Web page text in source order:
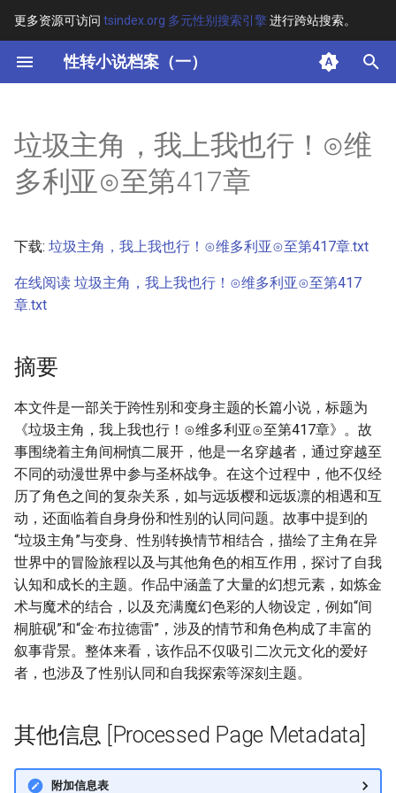
更多资源可访问 tsindex.org 多元性别搜索引擎进行跨站搜索。
性转小说档案（一）
键
开
始
索
其他信息 [Processed Page
Metadata]
垃圾主角，我上我也行！⊙维
多利亚⊙至第417章
下载: 垃圾主角，我上我也行！⊙维多利亚⊙至第417章.txt
在线阅读 垃圾主角，我上我也行！⊙维多利亚⊙至第417
章.txt
摘要
本文件是一部关于跨性别和变身主题的长篇小说，标题为
《垃圾主角，我上我也行！⊙维多利亚⊙至第417章》。故
事围绕着主角间桐慎二展开，他是一名穿越者，通过穿越至
不同的动漫世界中参与圣杯战争。在这个过程中，他不仅经
历了角色之间的复杂关系，如与远坂樱和远坂凛的相遇和互
动，还面临着自身身份和性别的认同问题。故事中提到的
“垃圾主角”与变身、性别转换情节相结合，描绘了主角在异
世界中的冒险旅程以及与其他角色的相互作用，探讨了自我
认知和成长的主题。作品中涵盖了大量的幻想元素，如炼金
术与魔术的结合，以及充满魔幻色彩的人物设定，例如“间
桐脏砚”和“金·布拉德雷”，涉及的情节和角色构成了丰富的
叙事背景。整体来看，该作品不仅吸引二次元文化的爱好
者，也涉及了性别认同和自我探索等深刻主题。
其他信息 [Processed Page Metadata]
附加信息表